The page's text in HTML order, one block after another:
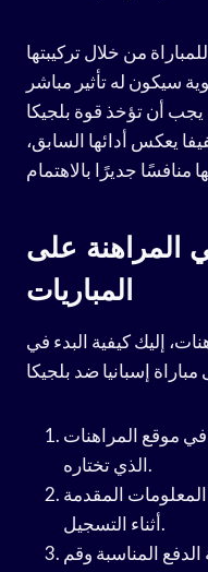
من خلال تركيبتها
سيكون له تأثير مباشر
يجب أن تؤخذ قوة بلجيكا
يعكس أدائها السابق،
المراهنة على
المباريات
إليك كيفية البدء في
موقع المراهنات
الذي تختاره.
المقدمة
أثناء التسجيل.
المناسبة وقم